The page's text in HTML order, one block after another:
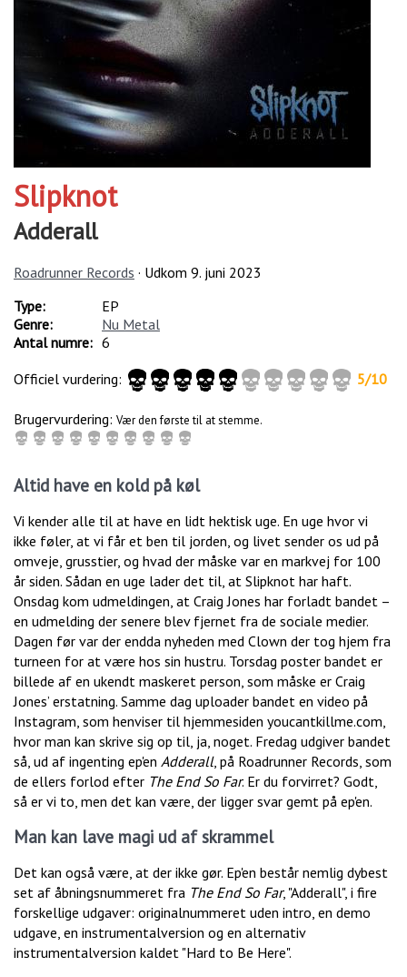
Slipknot
Adderall
Roadrunner Records · Udkom 9. juni 2023
Type:
EP
Genre:
Nu Metal
Antal numre: 6
Officiel vurdering:
5/10
Brugervurdering: Vær den første til at stemme.
Altid have en kold på køl
Vi kender alle til at have en lidt hektisk uge. En uge hvor vi
ikke føler, at vi får et ben til jorden, og livet sender os ud på
omveje, grusstier, og hvad der måske var en markvej for 100
år siden. Sådan en uge lader det til, at Slipknot har haft.
Onsdag kom udmeldingen, at Craig Jones har forladt bandet –
en udmelding der senere blev fjernet fra de sociale medier.
Dagen før var der endda nyheden med Clown der tog hjem fra
turneen for at være hos sin hustru. Torsdag poster bandet er
billede af en ukendt maskeret person, som måske er Craig
Jones’ erstatning. Samme dag uploader bandet en video på
Instagram, som henviser til hjemmesiden youcantkillme.com,
hvor man kan skrive sig op til, ja, noget. Fredag udgiver bandet
så, ud af ingenting ep'en Adderall, på Roadrunner Records, som
de ellers forlod efter The End So Far. Er du forvirret? Godt,
så er vi to, men det kan være, der ligger svar gemt på ep'en.
Man kan lave magi ud af skrammel
Det kan også være, at der ikke gør. Ep'en består nemlig dybest
set af åbningsnummeret fra The End So Far, "Adderall", i fire
forskellige udgaver: originalnummeret uden intro, en demo
udgave, en instrumentalversion og en alternativ
instrumentalversion kaldet "Hard to Be Here".